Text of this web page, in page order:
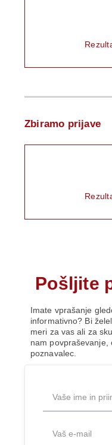
Zbiramo prijave
Pošljite
Imate vprašanje
informativno? Bi
meri za vas ali za
nam povpraševanje,
poznavalec.